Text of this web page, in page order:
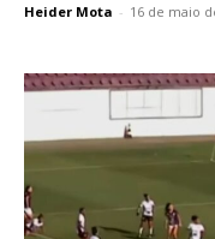
Heider Mota - 16 de maio